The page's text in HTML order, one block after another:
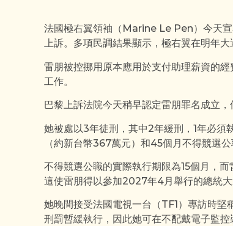
法國極右翼領袖（Marine Le Pen）今天
上訴。多項民調結果顯示，極右翼在明年大
雷朋被控挪用原本應用於支付助理薪資的
工作。
巴黎上訴法院今天稍早認定雷朋罪名成立，
她被處以3年徒刑，其中2年緩刑，1年必須
（約新台幣367萬元）和45個月不得競選
不得競選公職的實際執行期限為15個月，
這使雷朋得以參加2027年4月舉行的總統大
她晚間接受法國電視一台（TF1）專訪時
刑罰暫緩執行，因此她可在不配戴電子監控